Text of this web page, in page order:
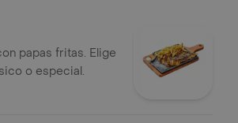
papas fritas. Elige
o especial.